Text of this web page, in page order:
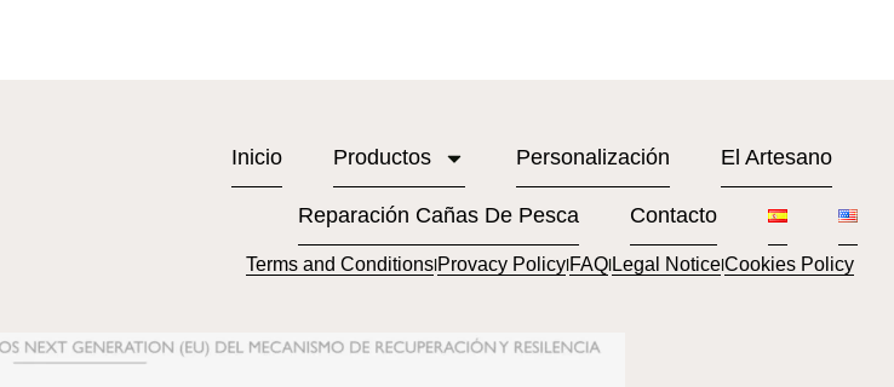
Inicio Productos Personalización El Artesano
Reparación Cañas De Pesca Contacto
Terms and ConditionslProvacy PolicylFAQlLegal NoticelCookies Policy